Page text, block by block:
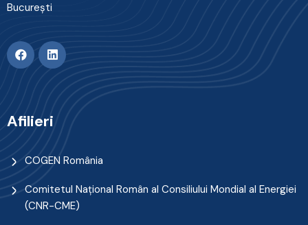
Bucureşti
Afilieri
COGEN România
Comitetul Naţional Român al Consiliului Mondial al Energiei
(CNR-CME)